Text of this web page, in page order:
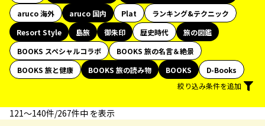
aruco 海外
aruco 国内 Plat
ランキング&テクニック
Resort Style
島旅 御朱印 歴史時代
旅の図鑑
BOOKS スペシャルコラボ
BOOKS 旅の名言＆絶景
BOOKS 旅と健康
BOOKS 旅の読み物 BOOKS
D-Books
絞り込み条件を追加
121〜140件/267件中 を表示